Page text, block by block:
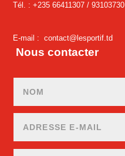
Tél. : +235 66411307 /93103730
E-mail :contact@lesportif.td
Nous contacter